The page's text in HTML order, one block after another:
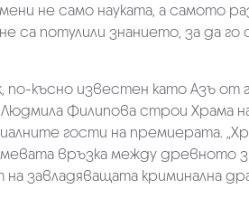
не само науката, а самото
потулили знанието, за да го
по-късно известен като Азъ от
Филипова строи Храма
гости на премиерата.
връзка между древното
завладяващата криминална